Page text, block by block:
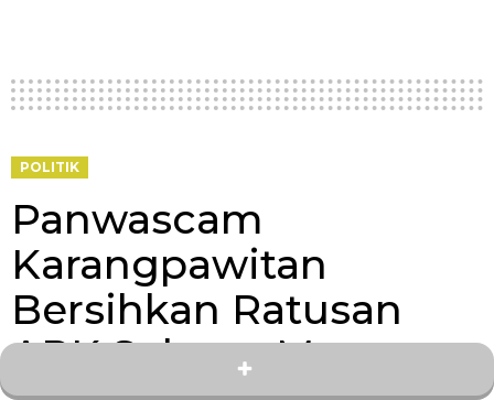
POLITIK
Panwascam
Karangpawitan
Bersihkan Ratusan
APK Selama Masa